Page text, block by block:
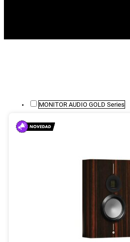
MONITOR AUDIO GOLD Series